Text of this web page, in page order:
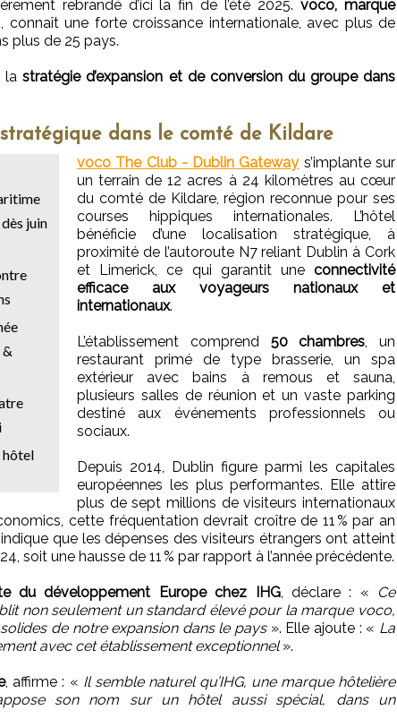
rebrandé d’ici la fin de l’été 2025.voco, marque
connaît une forte croissance internationale, avec plus de
plus de 25 pays.
lastratégie d’expansion et de conversion du groupe dans
dans le comté de Kildare
juin
hôtel
voco The Club - Dublin Gateways’implante sur
un terrain de 12 acres à 24 kilomètres au cœur
du comté de Kildare, région reconnue pour ses
courses hippiques internationales. L’hôtel
bénéficie d’une localisation stratégique, à
proximité de l’autoroute N7 reliant Dublin à Cork
et Limerick, ce qui garantit une connectivité
efficace aux voyageurs nationaux et
internationaux.
L’établissement comprend 50 chambres , un
restaurant primé de type brasserie, un spa
extérieur avec bains à remous et sauna,
plusieurs salles de réunion et un vaste parking
destiné aux événements professionnels ou
sociaux.
Depuis 2014, Dublin figure parmi les capitales
européennes les plus performantes. Elle attire
plus de sept millions de visiteurs internationaux
cette fréquentation devrait croître de 11 % par an
indique que les dépenses des visiteurs étrangers ont atteint
soit une hausse de 11 % par rapport à l’année précédente.
du développement Europe chez IHG, déclare : «
Ce
non seulement un standard élevé pour la marque voco,
de notre expansion dans le pays». Elle ajoute : « La
avec cet établissement exceptionnel».
, affirme : « Il semble naturel qu’IHG, une marque hôtelière
son nom sur un hôtel aussi spécial, dans un